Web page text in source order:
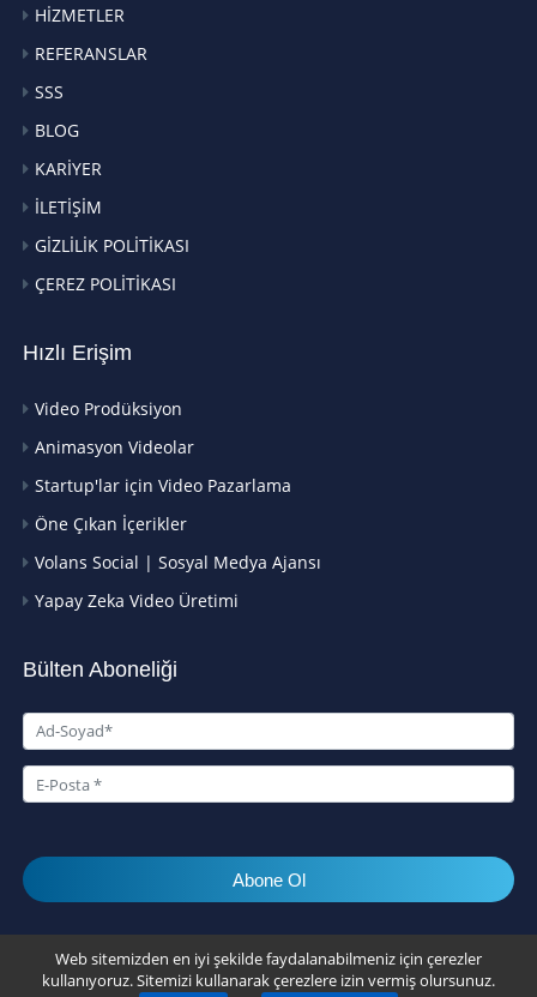
HİZMETLER
REFERANSLAR
SSS
BLOG
KARİYER
İLETİŞİM
GİZLİLİK POLİTİKASI
ÇEREZ POLİTİKASI
Hızlı Erişim
Video Prodüksiyon
Animasyon Videolar
Startup'lar için Video Pazarlama
Öne Çıkan İçerikler
Volans Social | Sosyal Medya Ajansı
Yapay Zeka Video Üretimi
Bülten Aboneliği
Abone Ol
Web sitemizden en iyi şekilde faydalanabilmeniz için çerezler
kullanıyoruz. Sitemizi kullanarak çerezlere izin vermiş olursunuz.